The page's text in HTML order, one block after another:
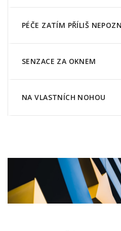
PÉČE ZATÍM PŘÍLIŠ
SENZACE ZA OKNEM
NA VLASTNÍCH NOHOU